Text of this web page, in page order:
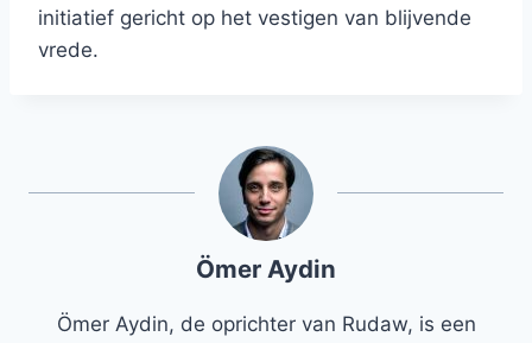
initiatief gericht op het vestigen van blijvende
vrede.
Ömer Aydin
Ömer Aydin, de oprichter van Rudaw, is een